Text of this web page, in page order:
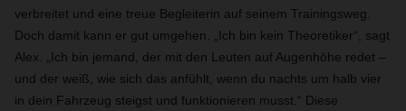
verbreitet und eine treue Begleiterin auf seinem Trainingsweg.
Doch damit kann er gut umgehen. „Ich bin kein Theoretiker“, sagt
Alex. „Ich bin jemand, der mit den Leuten auf Augenhöhe redet –
und der weiß, wie sich das anfühlt, wenn du nachts um halb vier
in dein Fahrzeug steigst und funktionieren musst.“ Diese